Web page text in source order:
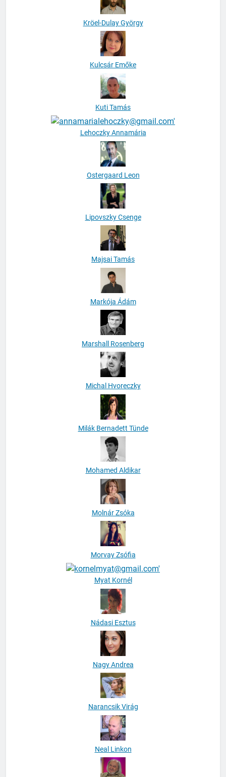
Kröel-Dulay György
Kulcsár Emőke
Kuti Tamás
Lehoczky Annamária
Ostergaard Leon
Lipovszky Csenge
Majsai Tamás
Markója Ádám
Marshall Rosenberg
Michal Hvoreczky
Milák Bernadett Tünde
Mohamed Aldikar
Molnár Zsóka
Morvay Zsófia
Myat Kornél
Nádasi Esztus
Nagy Andrea
Narancsik Virág
Neal Linkon